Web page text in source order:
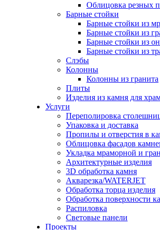
Облицовка резных
Барные стойки
Барные стойки из
Барные стойки из
Барные стойки из
Барные стойки из
Слэбы
Колонны
Колонны из гранита
Плиты
Изделия из камня для
Услуги
Переполировка
Упаковка и доставка
Пропилы и отверстия в
Облицовка фасадов
Укладка мраморной и
Архитектурные изделия
3D обработка камня
Акварезка/WATERJET
Обработка торца изделия
Обработка поверхности
Распиловка
Световые панели
Проекты